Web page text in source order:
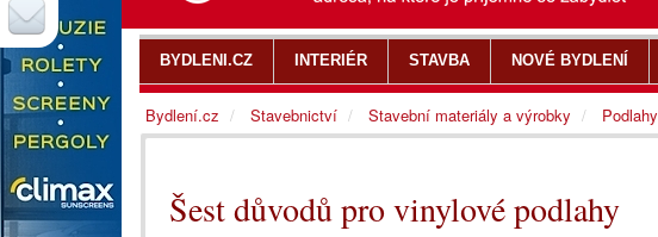
Šest důvodů pro vinylové podlahy
BYDLENI.CZ INTERIÉR STAVBA NOVÉ BYDLENÍ
Bydlení.cz Stavebnictví Stavební materiály a výrobky Podlahy